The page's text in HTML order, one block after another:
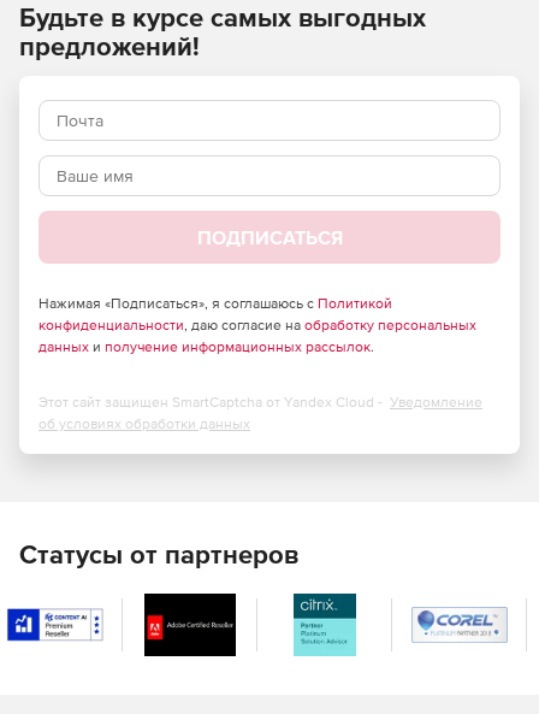
Управление мобильной печатью для iOS, Android и
Chromebook из консоли перетаскивания.
доступ ко всем расширенным настройкам принтера
производителя, таким как PIN-код / защита, сшивание,
собственные принтеры, не обращаясь в службу
поддержки. В представлении «Карты» администраторы
могут загружать планы этажей или чертежи, что
принтеры, наиболее близкие к ним.
быстрого и простого калькулятора.
Близкая печать для пользователей,
которыеперемещаются по многим зданиям, этажам
Будьте в курсе самых выгодных
предложений!
ПОДПИСАТЬСЯ
Нажимая «Подписаться», я соглашаюсь с Политикой
конфиденциальности, даю согласие на обработку персональных
данных и получение информационных рассылок.
Этот сайт защищен SmartCaptcha от Yandex Cloud - Уведомление
об условиях обработки данных
Статусы от партнеров